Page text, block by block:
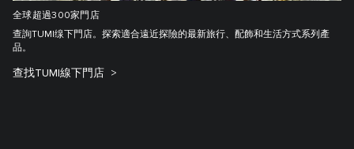
全球超過300家門店
查詢TUMI缐下門店。探索適合遠近探險的最新旅行、配飾和生活方式系列產
品。
查找TUMI線下門店